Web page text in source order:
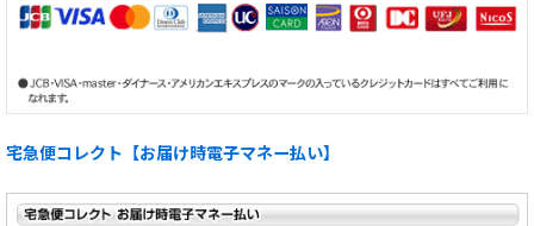
宅急便コレクト【お届け時電子マネー払い】